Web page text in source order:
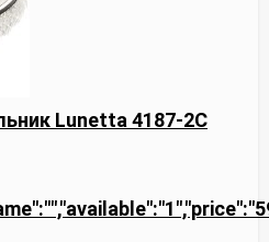
Lunetta 4187-2C